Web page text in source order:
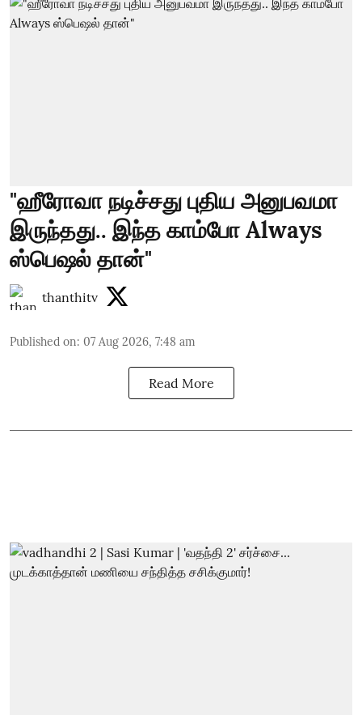
"ஹீரோவா நடிச்சது புதிய அனுபவமா
இருந்தது.. இந்த காம்போ Always
ஸ்பெஷல் தான்"
thanthitv
Published on: 07 Aug 2026, 7:48 am
Read More